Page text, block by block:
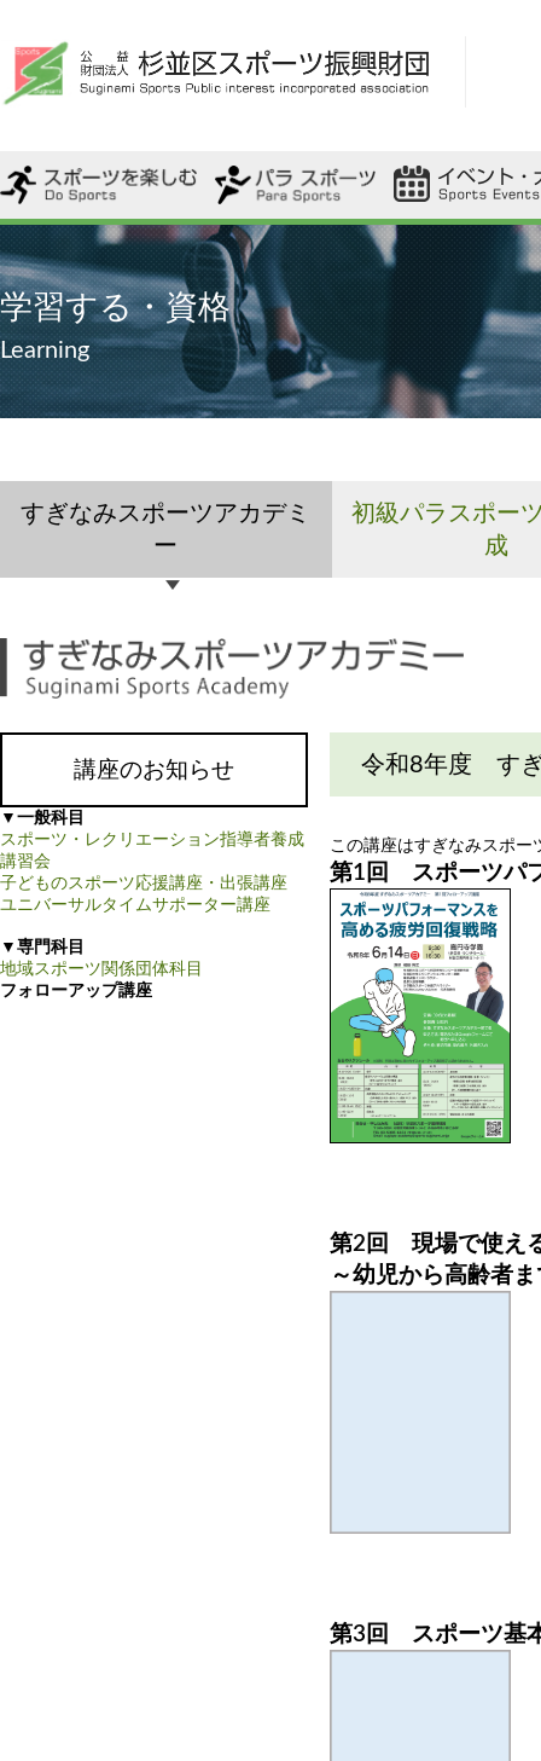
・スポーツ始めキャンペーン
・一般使用
・さざんかネットを活用しよう
・スポーツ観戦しよう
・その他スポーツを楽しむ教室
・スポーツフェスティバル ・わいわいスポーツ教室
・ユニバーサルタイム
・ふれあいスポ・レク体験会
・パラスポーツ用具貸出
・ポンダンス
・ポンダンス 踊ってみました
・ユニバーサルスポーツ・歩こう会
・ファミリー駅伝
・杉並区内で開催
・杉並区スポーツ
・都大会
・スポ・レク協会
・ふれあいフェス
学習する・資格
Learning
すぎなみスポーツアカデミ
ー
初級パラスポー
成
講座のお知らせ
▼一般科目
スポーツ・レクリエーション指導者養成
講習会
子どものスポーツ応援講座・出張講座
ユニバーサルタイムサポーター講座
▼専門科目
地域スポーツ関係団体科目
フォローアップ講座
令和8年度 す
この講座はすぎなみスポー
第1回 スポーツパ
第2回 現場で使え
～幼児から高齢者
第3回 スポーツ基